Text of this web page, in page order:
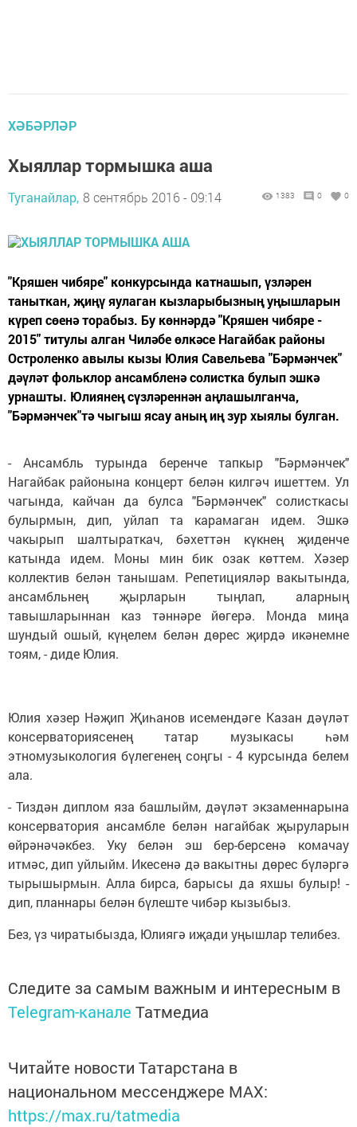
ХӘБӘРЛӘР
Хыяллар тормышка аша
Туганайлар, 8 сентябрь 2016 - 09:14 1383 0 0
"Кряшен чибяре" конкурсында катнашып, үзләрен
таныткан, җиңү яулаган кызларыбызның уңышларын
күреп сөенә торабыз. Бу көннәрдә "Кряшен чибяре -
2015" титулы алган Чиләбе өлкәсе Нагайбак районы
Остроленко авылы кызы Юлия Савельева "Бәрмәнчек"
дәүләт фольклор ансамбленә солистка булып эшкә
урнашты. Юлиянең сүзләреннән аңлашылганча,
"Бәрмәнчек"тә чыгыш ясау аның иң зур хыялы булган.
- Ансамбль турында беренче тапкыр "Бәрмәнчек"
Нагайбак районына концерт белән килгәч ишеттем. Ул
чагында, кайчан да булса "Бәрмәнчек" солисткасы
булырмын, дип, уйлап та карамаган идем. Эшкә
чакырып шалтыраткач, бәхеттән күкнең җиденче
катында идем. Моны мин бик озак көттем. Хәзер
коллектив белән танышам. Репетицияләр вакытында,
ансамбльнең җырларын тыңлап, аларның
тавышларыннан каз тәннәре йөгерә. Монда миңа
шундый ошый, күңелем белән дөрес җирдә икәнемне
тоям, - диде Юлия.
Юлия хәзер Нәҗип Җиһанов исемендәге Казан дәүләт
консерваториясенең татар музыкасы һәм
этномузыкология бүлегенең соңгы - 4 курсында белем
ала.
- Тиздән диплом яза башлыйм, дәүләт экзаменнарына
консерватория ансамбле белән нагайбак җыруларын
өйрәнәчәкбез. Уку белән эш бер-берсенә комачау
итмәс, дип уйлыйм. Икесенә дә вакытны дөрес бүләргә
тырышырмын. Алла бирса, барысы да яхшы булыр! -
дип, планнары белән бүлеште чибәр кызыбыз.
Без, үз чиратыбызда, Юлиягә иҗади уңышлар телибез.
Следите за самым важным и интересным в
Telegram-канале Татмедиа
Читайте новости Татарстана в
национальном мессенджере MАХ:
https://max.ru/tatmedia